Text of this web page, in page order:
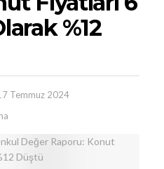
%12
Temmuz 2024